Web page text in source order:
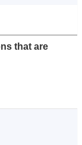
that are